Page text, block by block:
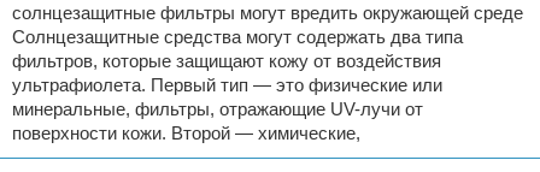
солнцезащитные фильтры могут вредить окружающей среде
Солнцезащитные средства могут содержать два типа
фильтров, которые защищают кожу от воздействия
ультрафиолета. Первый тип — это физические или
минеральные, фильтры, отражающие UV-лучи от
поверхности кожи. Второй — химические,